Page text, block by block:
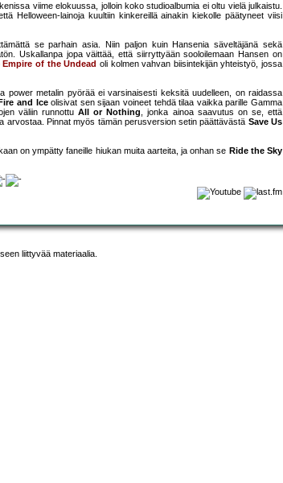
viime elokuussa, jolloin koko studioalbumia ei oltu vielä julkaistu.
Helloween-lainoja kuultiin kinkereillä ainakin kiekolle päätyneet viisi
se parhain asia. Niin paljon kuin Hansenia säveltäjänä sekä
Uskallanpa jopa väittää, että siirryttyään sooloilemaan Hansen on
Empire of the Undead oli kolmen vahvan biisintekijän yhteistyö, jossa
power metalin pyörää ei varsinaisesti keksitä uudelleen, on raidassa
Fire and Iceolisivat sen sijaan voineet tehdä tilaa vaikka parille Gamma
väliin runnottuAll or Nothing, jonka ainoa saavutus on se, että
arvostaa. Pinnat myös tämän perusversion setin päättävästä Save Us
on ympätty faneille hiukan muita aarteita, ja onhan se Ride the Sky
liittyvää materiaalia.